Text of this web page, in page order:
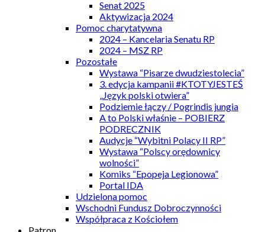
Senat 2025
Aktywizacja 2024
Pomoc charytatywna
2024 – Kancelaria Senatu RP
2024 – MSZ RP
Pozostałe
Wystawa “Pisarze dwudziestolecia”
3. edycja kampanii #KTOTYJESTEŚ
„Język polski otwiera”
Podziemie łączy / Pogrindis jungia
A to Polski właśnie – POBIERZ
PODRECZNIK
Audycje “Wybitni Polacy II RP”
Wystawa “Polscy orędownicy
wolności”
Komiks “Epopeja Legionowa”
Portal IDA
Udzielona pomoc
Wschodni Fundusz Dobroczynności
Współpraca z Kościołem